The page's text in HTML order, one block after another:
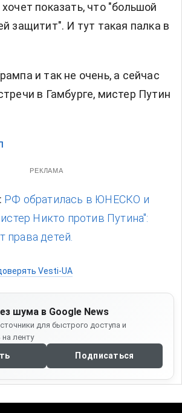
показать, что "большой
защитит". И тут такая палка в
и так не очень, а сейчас
в Гамбурге, мистер Путин
РЕКЛАМА
РФ обратилась в ЮНЕСКО и
Никто против Путина":
права детей.
Vesti-UA
шума в Google News
для быстрого доступа и
ленту
Подписаться